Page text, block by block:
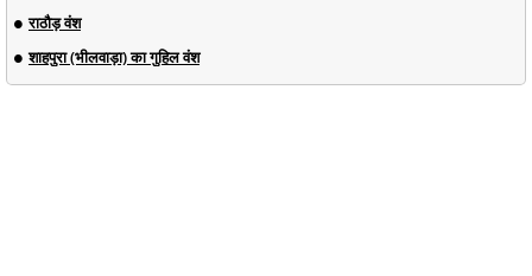
राठौड़ वंश
शाहपुरा (भीलवाड़ा) का गुहिल वंश